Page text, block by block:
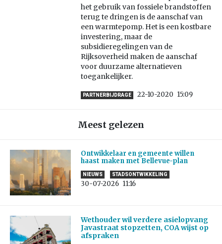
het gebruik van fossiele brandstoffen
terug te dringen is de aanschaf van
een warmtepomp. Het is een kostbare
investering, maar de
subsidieregelingen van de
Rijksoverheid maken de aanschaf
voor duurzame alternatieven
toegankelijker.
PARTNERBIJDRAGE 22-10-2020 15:09
Meest gelezen
Ontwikkelaar en gemeente willen
haast maken met Bellevue-plan
NIEUWS STADSONTWIKKELING
30-07-2026 11:16
Wethouder wil verdere asielopvang
Javastraat stopzetten, COA wijst op
afspraken